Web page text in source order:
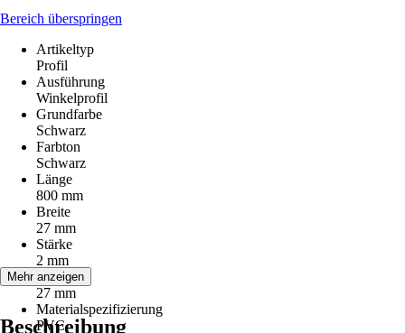
Bereich überspringen
Artikeltyp
Profil
Ausführung
Winkelprofil
Grundfarbe
Schwarz
Farbton
Schwarz
Länge
800 mm
Breite
27 mm
Stärke
2 mm
Höhe
27 mm
Materialspezifizierung
PVC
Mehr anzeigen
Beschreibung